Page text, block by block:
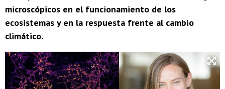
microscópicos en el funcionamiento de los
ecosistemas y en la respuesta frente al cambio
climático.